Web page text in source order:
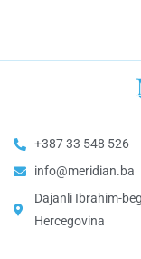
+387 33 548 526
info@meridian.ba
Dajanli Ibrahim-
Hercegovina​